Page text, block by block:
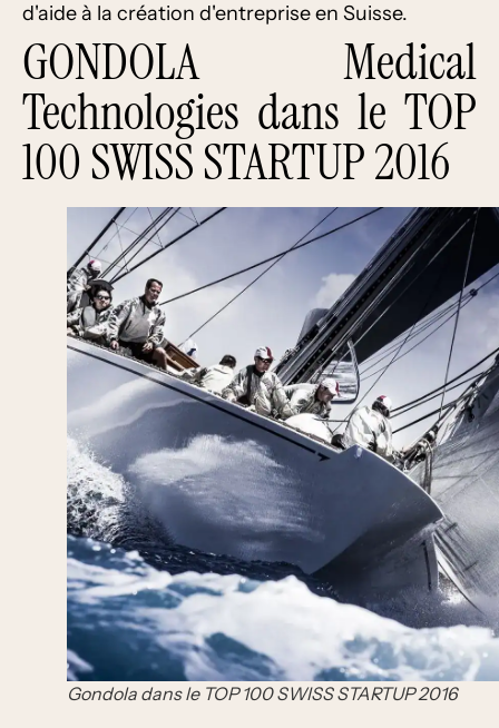
d'aide à la création d'entreprise en Suisse.
GONDOLA Medical
Technologies dans le TOP
100 SWISS STARTUP 2016
Gondola dans le TOP 100 SWISS STARTUP 2016